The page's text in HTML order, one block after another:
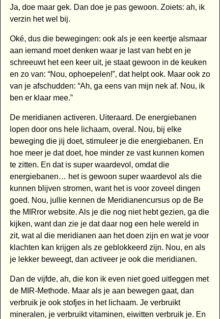
Ja, doe maar gek. Dan doe je pas gewoon. Zoiets: ah, ik
verzin het wel bij.
Oké, dus die bewegingen: ook als je een keertje alsmaar
aan iemand moet denken waar je last van hebt en je
schreeuwt het een keer uit, je staat gewoon in de keuken
en zo van: “Nou, ophoepelen!”, dat helpt ook. Maar ook zo
van je afschudden: “Ah, ga eens van mijn nek af. Nou, ik
ben er klaar mee.”
De meridianen activeren. Uiteraard. De energiebanen
lopen door ons hele lichaam, overal. Nou, bij elke
beweging die jij doet, stimuleer je die energiebanen. En
hoe meer je dat doet, hoe minder ze vast kunnen komen
te zitten. En dat is super waardevol, omdat die
energiebanen… het is gewoon super waardevol als die
kunnen blijven stromen, want het is voor zoveel dingen
goed. Nou, jullie kennen de Meridianencursus op de Be
the MIRror website. Als je die nog niet hebt gezien, ga die
kijken, want dan zie je dat daar nog een hele wereld in
zit, wat al die meridianen aan het doen zijn en wat je voor
klachten kan krijgen als ze geblokkeerd zijn. Nou, en als
je lekker beweegt, dan activeer je ook die meridianen.
Dan de vijfde, ah, die kon ik even niet goed uitleggen met
de MIR-Methode. Maar als je aan bewegen gaat, dan
verbruik je ook stofjes in het lichaam. Je verbruikt
mineralen, je verbruikt vitaminen, eiwitten verbruik je. En